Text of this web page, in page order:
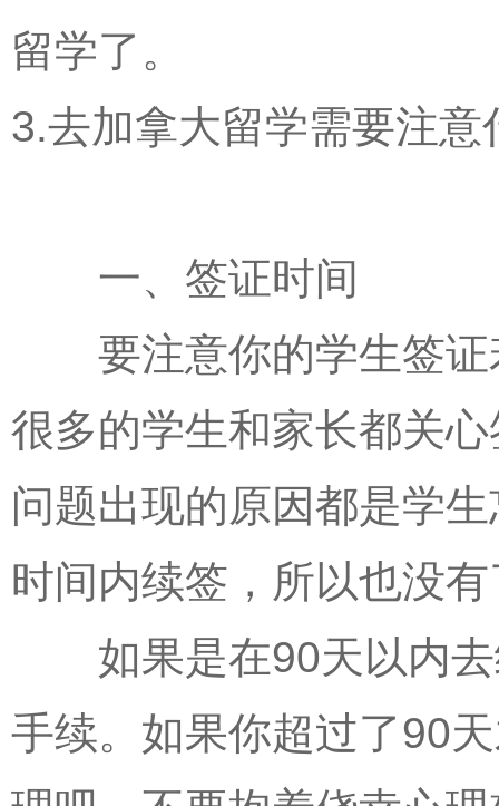
留学了。
3.去加拿大留学需要注意
一、签证时间
要注意你的学生签证
很多的学生和家长都关
问题出现的原因都是学
时间内续签，所以也没
如果是在90天以内去
手续。如果你超过了90